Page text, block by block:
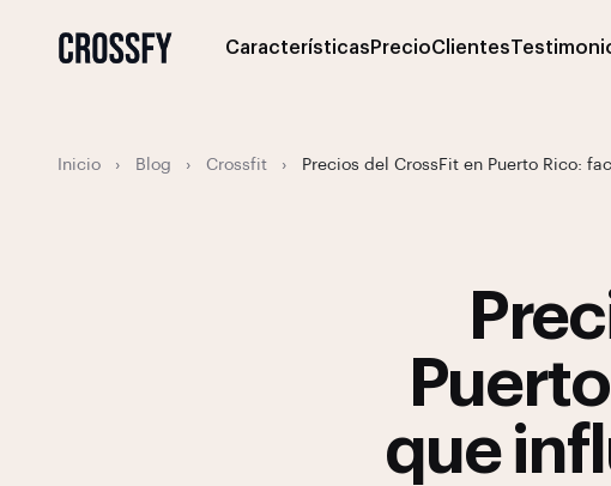
Características PrecioClientes
Inicio › Blog › Crossfit › Precios del CrossFit en Puerto Rico:
que